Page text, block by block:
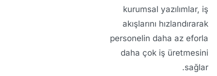
kurumsal yazılımlar, iş
akışlarını hızlandırarak
personelin daha az eforla
daha çok iş üretmesini
sağlar.